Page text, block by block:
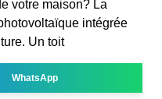
votre maison? La
intégrée
Un toit
WhatsApp